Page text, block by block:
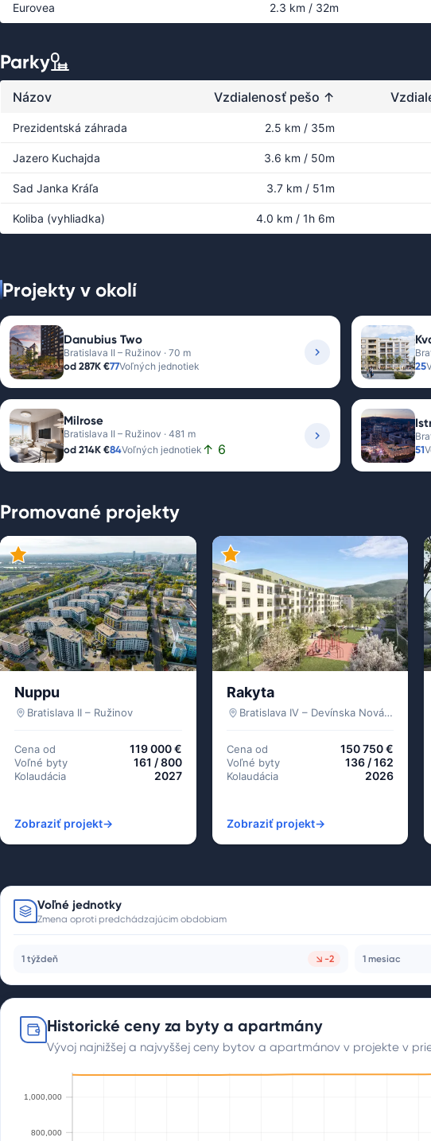
Eurovea 2.3 km / 32m
Parky
Názov Vzdialenosť pešo ↑
Prezidentská záhrada 2.5 km / 35m
Jazero Kuchajda 3.6 km / 50m
Sad Janka Kráľa 3.7 km / 51m
Koliba (vyhliadka) 4.0 km / 1h 6m
Projekty v okolí
Danubius Two
Bratislava II – Ružinov · 70 m
od 287K €77Voľných jednotiek
25
Milrose
Bratislava II – Ružinov · 481 m
od 214K €84Voľných jednotiek ↑ 6
51
Promované projekty
Nuppu
Bratislava II – Ružinov
Cena od 119 000 €
Voľné byty 161 / 800
Kolaudácia 2027
Zobraziť projekt→
Rakyta
Bratislava IV – Devínska Nová Ves
Cena od 150 750 €
Voľné byty 136 / 162
Kolaudácia 2026
Zobraziť projekt→
Voľné jednotky
Zmena oproti predchádzajúcim obdobiam
1 týždeň -2 1 mesiac
Historické ceny za byty a apartmány
Vývoj najnižšej a najvyššej ceny bytov a apartmánov v projekte v
800,000
1,000,000